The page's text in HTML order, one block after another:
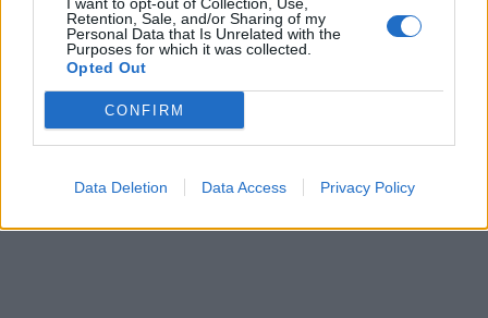
Retention, Sale, and/or Sharing of my
Personal Data that Is Unrelated with the
Purposes for which it was collected.
Opted Out
CONFIRM
Data Deletion Data Access Privacy Policy